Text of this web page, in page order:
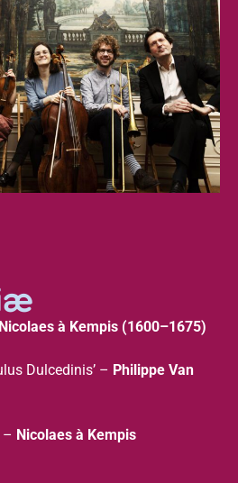
Nicolaes à Kempis (1600–1675)
Dulcedinis’ – Philippe Van
– Nicolaes à Kempis